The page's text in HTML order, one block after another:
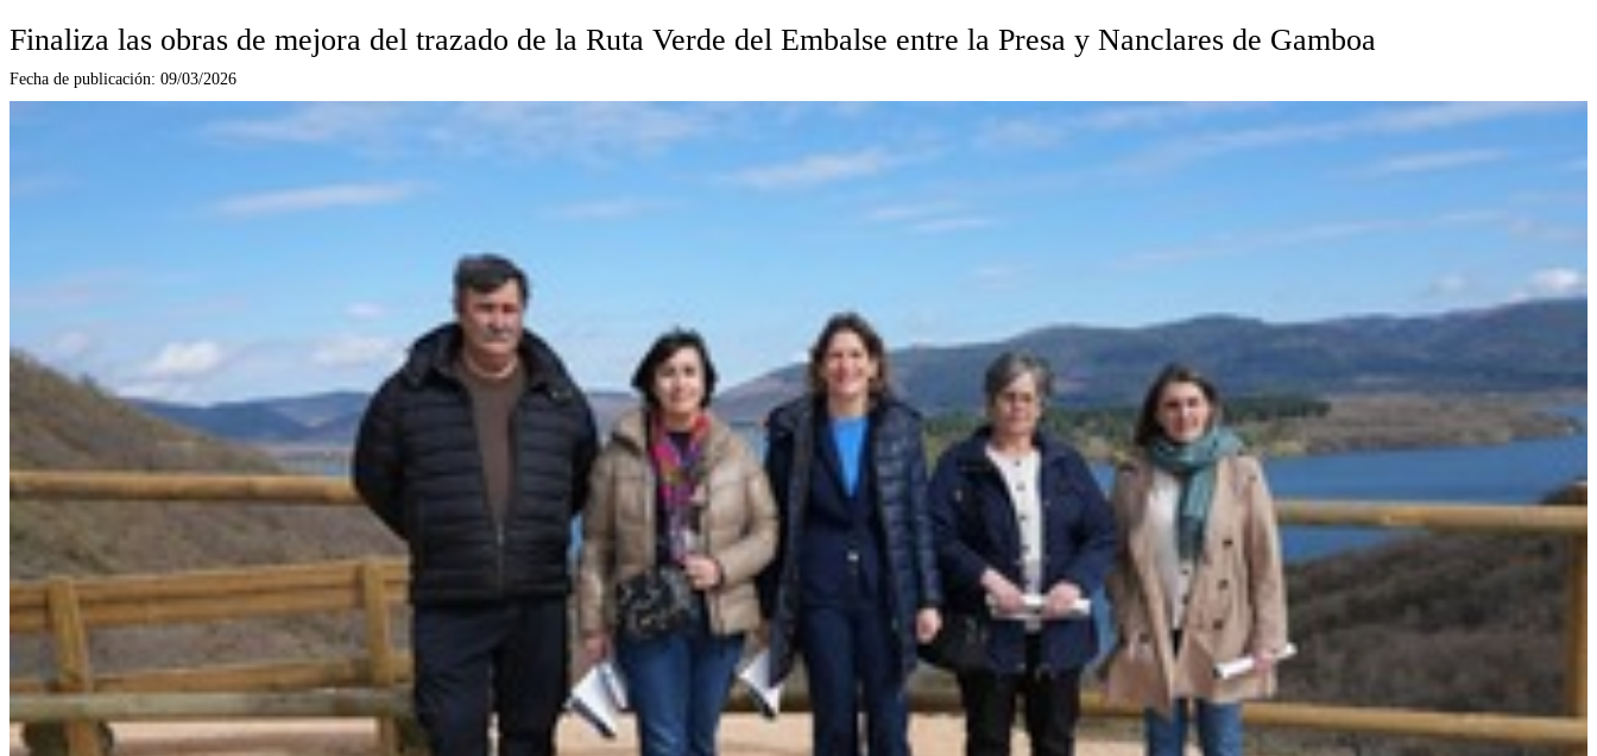
Finaliza las obras de mejora del trazado de la Ruta Verde del Embalse entre la Presa y Nanclares de Gamboa
Fecha de publicación: 09/03/2026